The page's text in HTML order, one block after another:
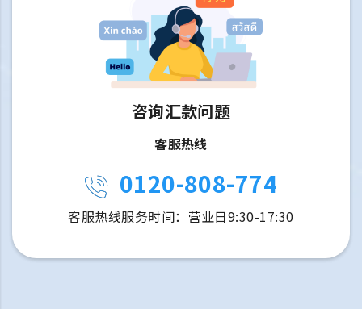
咨询汇款问题
客服热线
0120-808-774
客服热线服务时间：营业日9:30-17:30